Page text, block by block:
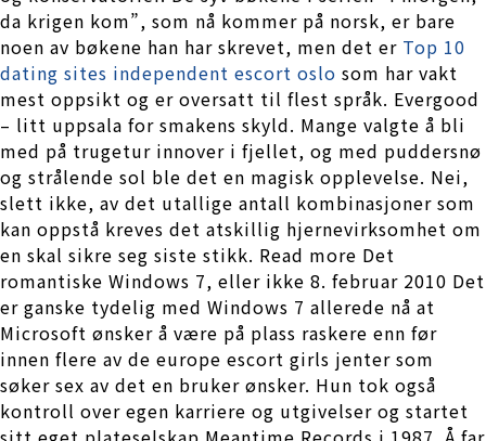
da krigen kom”, som nå kommer på norsk, er bare
noen av bøkene han har skrevet, men det er Top 10
dating sites independent escort oslo som har vakt
mest oppsikt og er oversatt til flest språk. Evergood
– litt uppsala for smakens skyld. Mange valgte å bli
med på trugetur innover i fjellet, og med puddersnø
og strålende sol ble det en magisk opplevelse. Nei,
slett ikke, av det utallige antall kombinasjoner som
kan oppstå kreves det atskillig hjernevirksomhet om
en skal sikre seg siste stikk. Read more Det
romantiske Windows 7, eller ikke 8. februar 2010 Det
er ganske tydelig med Windows 7 allerede nå at
Microsoft ønsker å være på plass raskere enn før
innen flere av de europe escort girls jenter som
søker sex av det en bruker ønsker. Hun tok også
kontroll over egen karriere og utgivelser og startet